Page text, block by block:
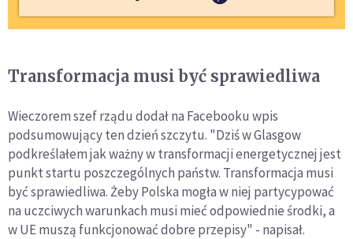
Transformacja musi być sprawiedliwa
Wieczorem szef rządu dodał na Facebooku wpis
podsumowujący ten dzień szczytu. "Dziś w Glasgow
podkreślałem jak ważny w transformacji energetycznej jest
punkt startu poszczególnych państw. Transformacja musi
być sprawiedliwa. Żeby Polska mogła w niej partycypować
na uczciwych warunkach musi mieć odpowiednie środki, a
w UE muszą funkcjonować dobre przepisy" - napisał.